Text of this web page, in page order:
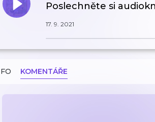
Poslechněte si
17. 9. 2021
KOMENTÁŘE